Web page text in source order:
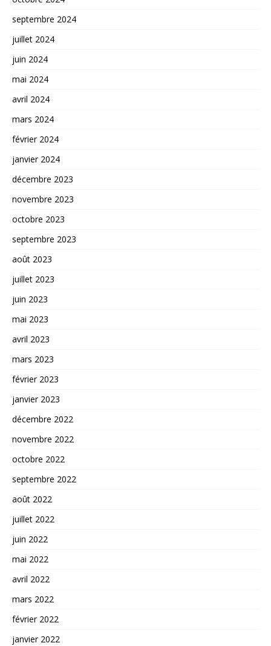
septembre 2024
juillet 2024
juin 2024
mai 2024
avril 2024
mars 2024
février 2024
janvier 2024
décembre 2023
novembre 2023
octobre 2023
septembre 2023
août 2023
juillet 2023
juin 2023
mai 2023
avril 2023
mars 2023
février 2023
janvier 2023
décembre 2022
novembre 2022
octobre 2022
septembre 2022
août 2022
juillet 2022
juin 2022
mai 2022
avril 2022
mars 2022
février 2022
janvier 2022